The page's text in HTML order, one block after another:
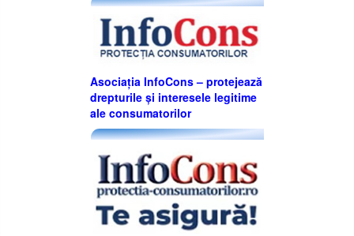
Asociația InfoCons – protejează
drepturile și interesele legitime
ale consumatorilor